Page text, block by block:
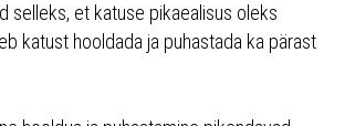
selleks, et katuse pikaealisus oleks
katust hooldada ja puhastada ka pärast